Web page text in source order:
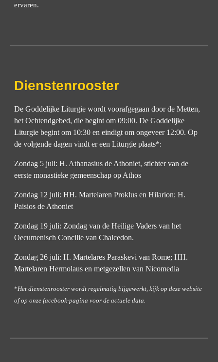
ervaren.
Dienstenrooster
De Goddelijke Liturgiewordt voorafgegaan door de Metten,
het Ochtendgebed, die begint om 09:00. De Goddelijke
Liturgie begint om 10:30 en eindigt om ongeveer 12:00. Op
de volgende dagen vindt er een Liturgie plaats*:
Zondag 5 juli: H. Athanasius de Athoniet, stichter van de
eerste monastieke gemeenschap op Athos
Zondag 12 juli: HH. Martelaren Proklusen Hilarion;H.
Paisios de Athoniet
Zondag 19 juli: Zondag van de Heilige Vaders van het
Oecumenisch Concilie van Chalcedon.
Zondag 26 juli: H. Martelares Paraskevi van Rome; HH.
Martelaren Hermolaus en metgezellen van Nicomedia
*Het dienstenrooster wordt regelmatig bijgewerkt, kijk op deze website
of op onze facebook-pagina voor de actuele data.